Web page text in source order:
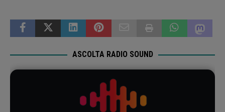
ASCOLTA RADIO SOUND